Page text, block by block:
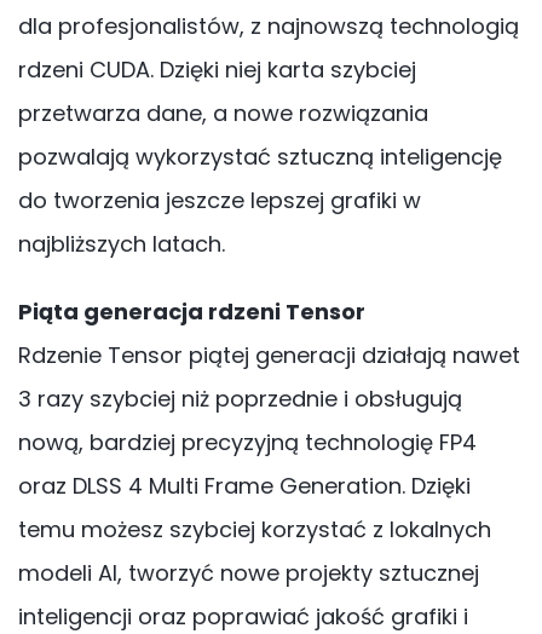
dla profesjonalistów, z najnowszą technologią
rdzeni CUDA. Dzięki niej karta szybciej
przetwarza dane, a nowe rozwiązania
pozwalają wykorzystać sztuczną inteligencję
do tworzenia jeszcze lepszej grafiki w
najbliższych latach.
Piąta generacja rdzeni Tensor
Rdzenie Tensor piątej generacji działają nawet
3 razy szybciej niż poprzednie i obsługują
nową, bardziej precyzyjną technologię FP4
oraz DLSS 4 Multi Frame Generation. Dzięki
temu możesz szybciej korzystać z lokalnych
modeli AI, tworzyć nowe projekty sztucznej
inteligencji oraz poprawiać jakość grafiki i